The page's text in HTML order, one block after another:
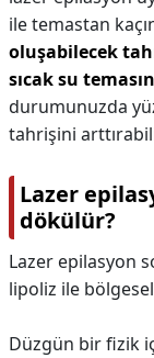
ile temastan
oluşabilecek
sıcak su
durumunuzda
tahrişini
Lazer
dökülür?
Lazer epilasyon
lipoliz ile
Düzgün bir fizik